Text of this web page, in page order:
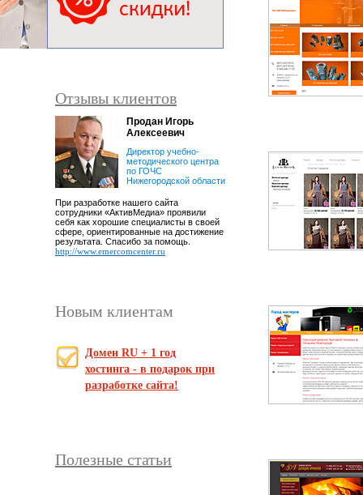
Отзывы клиентов
Продан Игорь
Алексеевич
Директор учебно-
методического центра
по ГОЧС
Нижегородской области
При разработке нашего сайта
сотрудники «АктивМедиа» проявили
себя как хорошие специалисты в своей
сфере, ориентированные на достижение
результата. Спасибо за помощь.
http://www.emercomcenter.ru
Аверина Алена
Викторовна
Директор салона
цветов Magic Flowers
Благодарю компанию
создание такого сайта как я хотела.
Приятные адекватные ребята. Успехов
желаю и процветания!
http://www.flora-nn.ru
Новым клиентам
Домен RU + 1 год
хостинга - в подарок при
разработке сайта!
Полезные статьи